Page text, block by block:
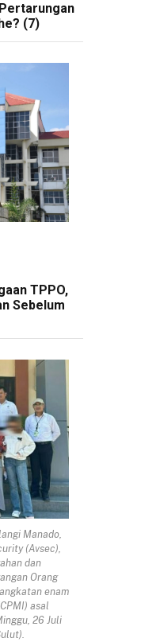
(7)
TPPO,
Sebelum
Manado,
(Avsec),
dan
Orang
enam
asal
26 Juli